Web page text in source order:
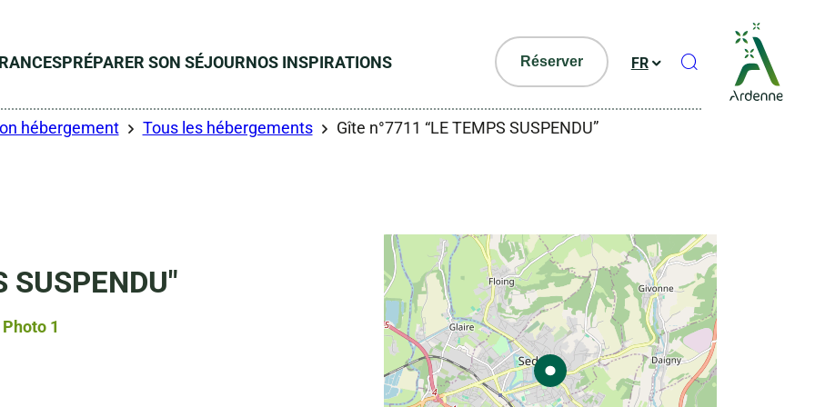
PRÉPARER SON SÉJOURNOS INSPIRATIONS Réserver FR Ouvrir le
hébergement Tous les hébergements Gîte n°7711 “LE TEMPS SUSPENDU”
SUSPENDU"
Photo 1, © Gérés